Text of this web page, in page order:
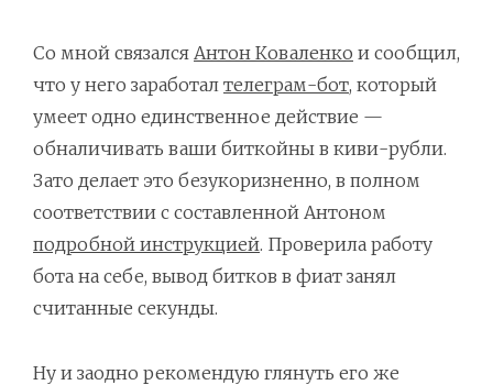
Со мной связался Антон Коваленко и сообщил,
что у него заработал телеграм-бот, который
умеет одно единственное действие —
обналичивать ваши биткойны в киви-рубли.
Зато делает это безукоризненно, в полном
соответствии с составленной Антоном
подробной инструкцией. Проверила работу
бота на себе, вывод битков в фиат занял
считанные секунды.
Ну и заодно рекомендую глянуть его же